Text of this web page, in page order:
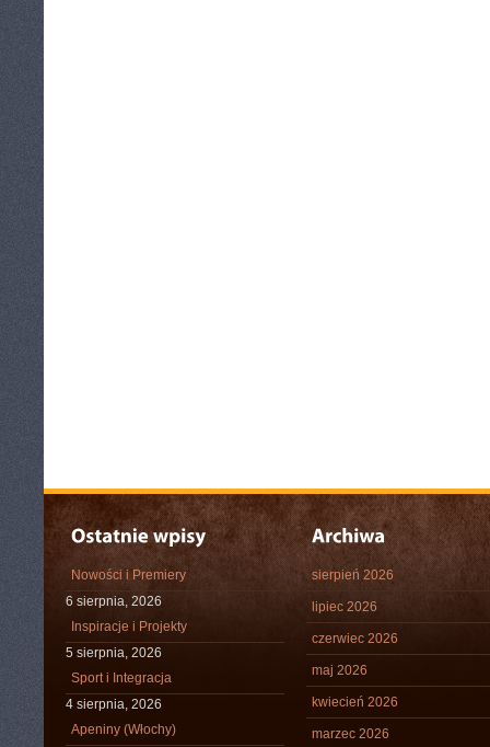
Nowości i Premiery
6 sierpnia, 2026
Inspiracje i Projekty
5 sierpnia, 2026
Sport i Integracja
4 sierpnia, 2026
Apeniny (Włochy)
sierpień 2026
lipiec 2026
czerwiec 2026
maj 2026
kwiecień 2026
marzec 2026